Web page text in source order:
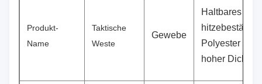
Produkt-
Name
Taktische
Weste
Gewebe
Haltbares und
Polyester mit
hoher Dichte